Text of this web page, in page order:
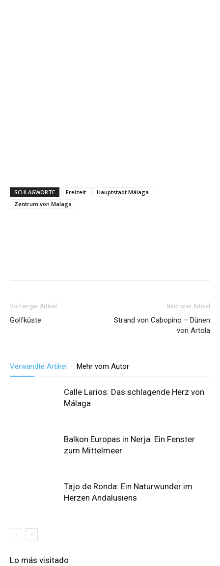
SCHLAGWORTE Freizeit
Hauptstadt Málaga
Zentrum von Malaga
Vorheriger Artikel
Golfküste
Nächster Artikel
Strand von Cabopino – Dünen
von Artola
Verwandte Artikel Mehr vom Autor
Calle Larios: Das schlagende Herz von
Málaga
Balkon Europas in Nerja: Ein Fenster
zum Mittelmeer
Tajo de Ronda: Ein Naturwunder im
Herzen Andalusiens
Lo más visitado